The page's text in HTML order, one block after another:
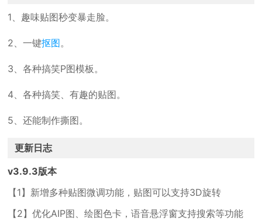
1、趣味贴图秒变暴走脸。
2、一键抠图。
3、各种搞笑P图模板。
4、各种搞笑、有趣的贴图。
5、还能制作撕图。
更新日志
v3.9.3版本
【1】新增多种贴图微调功能，贴图可以支持3D旋转
【2】优化AIP图、绘图色卡，语音悬浮窗支持搜索等功能